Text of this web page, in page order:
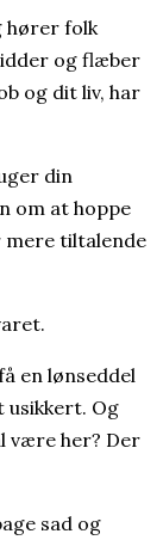
hører folk
og flæber
og dit liv, har
din
om at hoppe
mere tiltalende
en lønseddel
usikkert. Og
være her? Der
sad og